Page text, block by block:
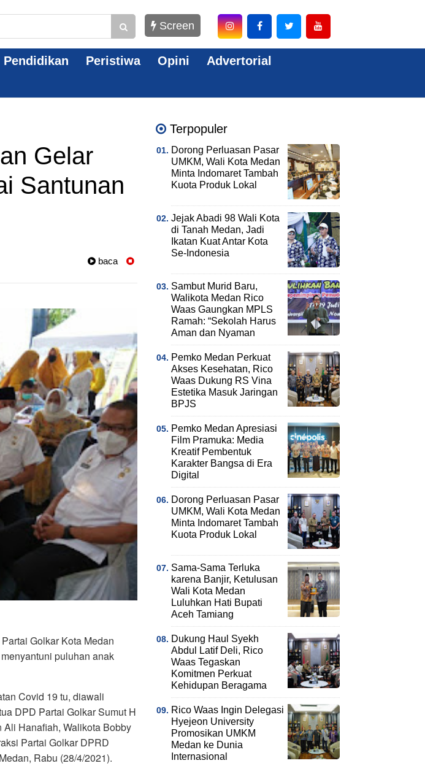
Screen
Pendidikan Peristiwa Opini
Advertorial
Gelar
Santunan
baca
Golkar Kota Medan
puluhan anak
Covid 19 tu, diawali
DPD Partai Golkar Sumut H
Hanafiah, Walikota Bobby
Partai Golkar DPRD
Rabu (28/4/2021).
Terpopuler
Dorong Perluasan Pasar
UMKM, Wali Kota Medan
Minta Indomaret Tambah
Kuota Produk Lokal
Jejak Abadi 98 Wali Kota
di Tanah Medan, Jadi
Ikatan Kuat Antar Kota
Se-Indonesia
Sambut Murid Baru,
Walikota Medan Rico
Waas Gaungkan MPLS
Ramah: “Sekolah Harus
Aman dan Nyaman
Pemko Medan Perkuat
Akses Kesehatan, Rico
Waas Dukung RS Vina
Estetika Masuk Jaringan
BPJS
Pemko Medan Apresiasi
Film Pramuka: Media
Kreatif Pembentuk
Karakter Bangsa di Era
Digital
Dorong Perluasan Pasar
UMKM, Wali Kota Medan
Minta Indomaret Tambah
Kuota Produk Lokal
Sama-Sama Terluka
karena Banjir, Ketulusan
Wali Kota Medan
Luluhkan Hati Bupati
Aceh Tamiang
Dukung Haul Syekh
Abdul Latif Deli, Rico
Waas Tegaskan
Komitmen Perkuat
Kehidupan Beragama
Rico Waas Ingin Delegasi
Hyejeon University
Promosikan UMKM
Medan ke Dunia
Internasional